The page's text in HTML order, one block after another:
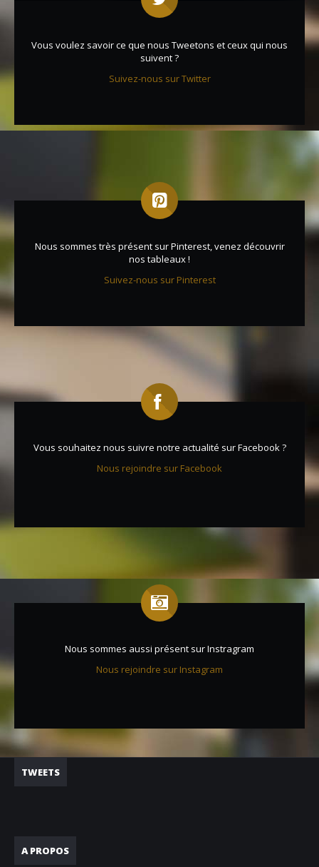
Vous voulez savoir ce que nous Tweetons et ceux qui nous
suivent ?
Suivez-nous sur Twitter
Nous sommes très présent sur Pinterest, venez découvrir
nos tableaux !
Suivez-nous sur Pinterest
Vous souhaitez nous suivre notre actualité sur Facebook ?
Nous rejoindre sur Facebook
Nous sommes aussi présent sur Instragram
Nous rejoindre sur Instagram
TWEETS
A PROPOS